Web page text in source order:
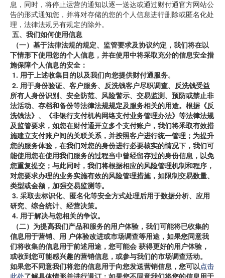
息，同时，将停止运营的通知以逐一送达或通过财付通官方网站公
告的形式通知您，并将对存储的您的个人信息进行删除或匿名化处
理，法律法规另有规定的除外。
五、我们如何使用信息
（一）基于法律法规的规定、监管要求及协议约定，我们将在以
下情形下使用您的个人信息，并在使用中将采取充分的信息安全措
施保障个人信息的安全：
1. 用于上述收集目的以及我们向您提供财付通服务。
2. 用于身份验证、客户服务、反洗钱客户尽职调查、反洗钱受益
所有人身份识别、安全防范、风险警示、交易监测、预防或禁止非
法活动、存档和备份等法律法规规定及服务相关的用途。根据《反
洗钱法》、《非银行支付机构网络支付业务管理办法》等法律法规
及监管要求，如您在财付通开立多个支付账户，我们将釆取有效措
施建立支付账户间的关联关系，并按照客户进行统一管理；为提升
您的服务体验，在我们对您的身份进行必要核实的情况下，我们可
能使用您在使用我们服务的过程当中曾经留存过的身份信息，以免
您重复提交；与此同时，我们将根据相应的风险管理机制和程序，
对您要求办理的业务实施有效的风险管理措施，如限制交易数量、
类型或金额，加强交易监测等。
3. 采取去标识化、匿名化等安全方式处理后用于数据分析、应用
研究、综合统计、经营决策。
4. 用于解决与您相关的争议。
（二）为提高我们产品和服务的用户体验，我们可能将已收集的
信息用于营销、用 户体验改进或市场调查等用途，如果您同意我
们将收集的信息用于前述用途，您可能会 获得更好的用户体验，
或收到您可能感兴趣的营销信息，或参与我们的市场调查活动。
如果您不同意我们将您的信息用于向您发送营销信息，您可以点击
此处了解具体情形并进行退订；如果您不同意我们将您的信息用于